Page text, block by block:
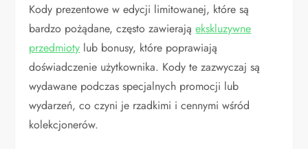
Kody prezentowe w edycji limitowanej, które są
bardzo pożądane, często zawierająekskluzywne
przedmioty lub bonusy, które poprawiają
doświadczenie użytkownika. Kody te zazwyczaj są
wydawane podczas specjalnych promocji lub
wydarzeń, co czyni je rzadkimi i cennymi wśród
kolekcjonerów.